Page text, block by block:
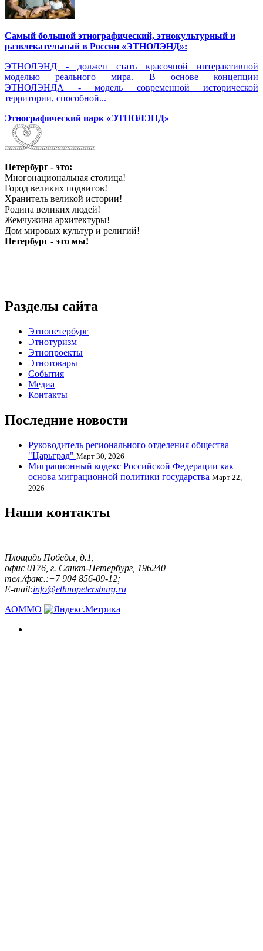
Самый большой этнографический, этнокультурный и
развлекательный в России «ЭТНОЛЭНД»:
ЭТНОЛЭНД - должен стать красочной интерактивной
моделью реального мира. В основе концепции
ЭТНОЛЭНДА - модель современной исторической
территории, способной...
Этнографический парк «ЭТНОЛЭНД»
Петербург - это:
Многонациональная столица!
Город великих подвигов!
Хранитель великой истории!
Родина великих людей!
Жемчужина архитектуры!
Дом мировых культур и религий!
Петербург - это мы!
Разделы сайта
Этнопетербург
Этнотуризм
Этнопроекты
Этнотовары
События
Медиа
Контакты
Последние новости
Руководитель регионального отделения общества
"Царьград" Март 30, 2026
Миграционный кодекс Российской Федерации как
основа миграционной политики государства Март 22,
2026
Наши контакты
Площадь Победы, д.1,
офис 0176, г. Санкт-Петербург, 196240
тел./факс.:+7 904 856-09-12;
E-mail:info@ethnopetersburg.ru
АОММО